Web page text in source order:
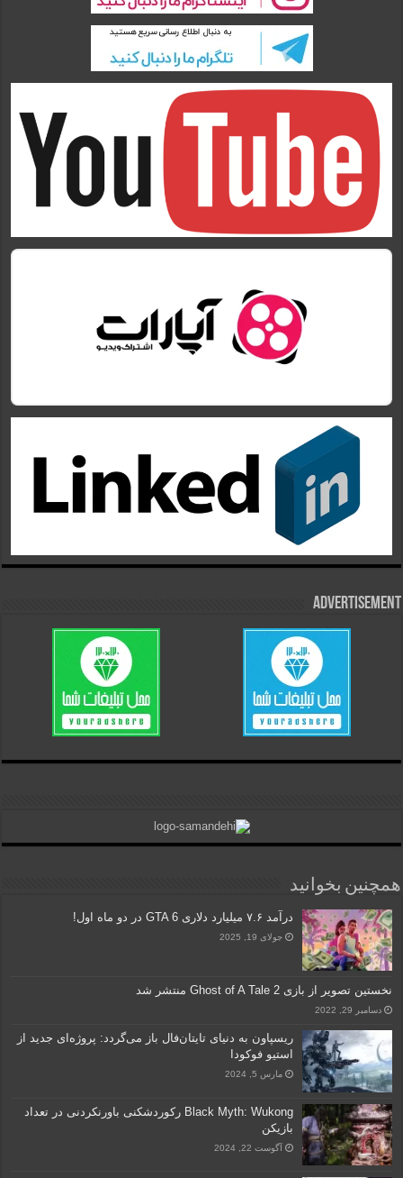
Advertisement
همچنین بخوانید
درآمد ۷.۶ میلیارد دلاری GTA 6 در دو ماه اول!
جولای 19, 2025
نخستین تصویر از بازی Ghost of A Tale 2 منتشر شد
دسامبر 29, 2022
ریسپاون به دنیای تایتان‌فال باز می‌گردد: پروژه‌ای جدید از
استیو فوکودا
مارس 5, 2024
Black Myth: Wukong رکوردشکنی باورنکردنی در تعداد
بازیکن
آگوست 22, 2024